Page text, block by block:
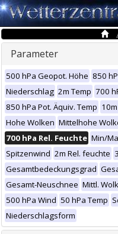
Parameter
500 hPa Geopot. Höhe 850
Niederschlag 2m Temp 700
850 hPa Pot. Äquiv. Temp
Hohe Wolken Mittelhohe
700 hPa Rel. Feuchte Min/
Spitzenwind 2m Rel. feuchte
Gesamtbedeckungsgrad
Gesamt-Neuschnee Mittl.
500 hPa Wind 50 hPa Temp
Niederschlagsform